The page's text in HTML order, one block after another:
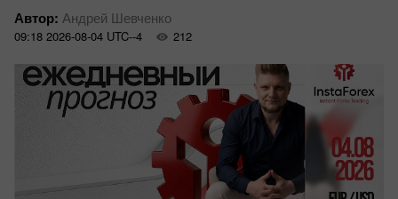
Автор: Андрей Шевченко
09:18 2026-08-04 UTC--4 212